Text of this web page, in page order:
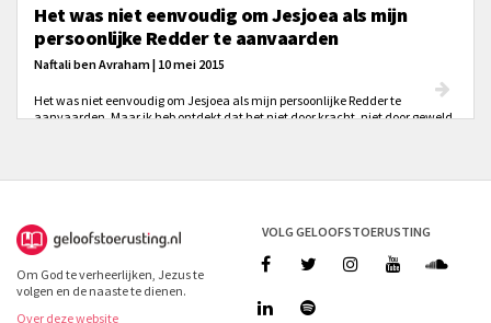
Het was niet eenvoudig om Jesjoea als mijn
persoonlijke Redder te aanvaarden
Naftali ben Avraham | 10 mei 2015
Het was niet eenvoudig om Jesjoea als mijn persoonlijke Redder te
aanvaarden. Maar ik heb ontdekt dat het niet door kracht, niet door geweld,
Om God te verheerlijken, Jezus te
volgen en de naaste te dienen.
Over deze website
VOLG GELOOFSTOERUSTING